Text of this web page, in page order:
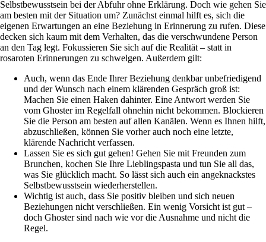
Selbstbewusstsein bei der Abfuhr ohne Erklärung. Doch wie gehen Sie
am besten mit der Situation um? Zunächst einmal hilft es, sich die
eigenen Erwartungen an eine Beziehung in Erinnerung zu rufen. Diese
decken sich kaum mit dem Verhalten, das die verschwundene Person
an den Tag legt. Fokussieren Sie sich auf die Realität – statt in
rosaroten Erinnerungen zu schwelgen. Außerdem gilt:
Auch, wenn das Ende Ihrer Beziehung denkbar unbefriedigend
und der Wunsch nach einem klärenden Gespräch groß ist:
Machen Sie einen Haken dahinter. Eine Antwort werden Sie
vom Ghoster im Regelfall ohnehin nicht bekommen. Blockieren
Sie die Person am besten auf allen Kanälen. Wenn es Ihnen hilft,
abzuschließen, können Sie vorher auch noch eine letzte,
klärende Nachricht verfassen.
Lassen Sie es sich gut gehen! Gehen Sie mit Freunden zum
Brunchen, kochen Sie Ihre Lieblingspasta und tun Sie all das,
was Sie glücklich macht. So lässt sich auch ein angeknackstes
Selbstbewusstsein wiederherstellen.
Wichtig ist auch, dass Sie positiv bleiben und sich neuen
Beziehungen nicht verschließen. Ein wenig Vorsicht ist gut –
doch Ghoster sind nach wie vor die Ausnahme und nicht die
Regel.